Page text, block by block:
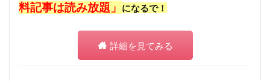
料記事は読み放題」
になるで！
詳細を見てみる